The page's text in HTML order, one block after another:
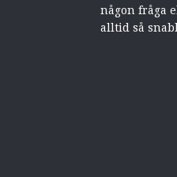
någon fråga
alltid så